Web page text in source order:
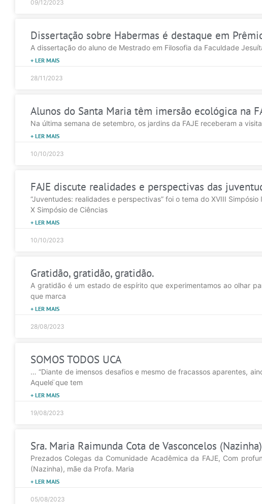
09/12/2023
Dissertação sobre Habermas é destaque em
A dissertação do aluno de Mestrado em Filosofia da Faculdade
+ LER MAIS
28/11/2023
Alunos do Santa Maria têm imersão ecológica na
Na última semana de setembro, os jardins da FAJE receberam a
+ LER MAIS
10/10/2023
FAJE discute realidades e perspectivas das
“Juventudes: realidades e perspectivas” foi o tema do XVIII
X Simpósio de Ciências
+ LER MAIS
10/10/2023
Gratidão, gratidão, gratidão.
A gratidão é um estado de espírito que experimentamos ao olhar
que marca
+ LER MAIS
28/08/2023
SOMOS TODOS UCA
… “Diante de imensos desafios e mesmo de fracassos aparentes,
Aquele ̈que tem
+ LER MAIS
19/08/2023
Sra. Maria Raimunda Cota de Vasconcelos
Prezados Colegas da Comunidade Acadêmica da FAJE, Com
(Nazinha), mãe da Profa. Maria
+ LER MAIS
05/08/2023